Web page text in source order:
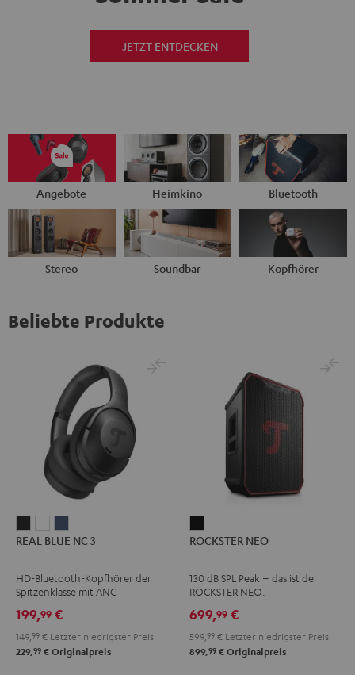
JETZT ENTDECKEN
Angebote Heimkino Bluetooth
Stereo Soundbar Kopfhörer
Beliebte Produkte
BLUE
3
Night
Black
BLUE
3
Pearl
White
BLUE
3
Steel
REAL BLUE NC 3
HD-Bluetooth-Kopfhörer der
Spitzenklasse mit ANC
199,99 €
149, 99 € Letzter niedrigster Preis
229,99 € Originalpreis
NEO
ROCKSTER NEO
130 dB SPL Peak – das ist der
ROCKSTER NEO.
699,99 €
599, 99 € Letzter niedrigster Preis
899,99 € Originalpreis